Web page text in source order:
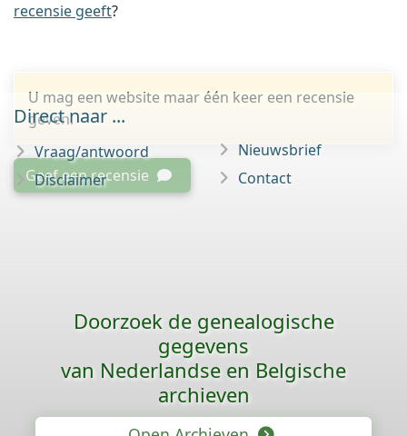
recensie geeft?
U mag een website maar één keer een recensie
geven.
Geef een recensie
Direct naar ...
Vraag/antwoord
Disclaimer
Nieuwsbrief
Contact
Doorzoek de genealogische
gegevens
van Nederlandse en Belgische
archieven